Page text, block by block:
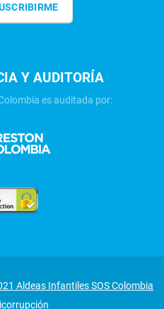
Y AUDITORÍA
es auditada por:
Aldeas Infantiles SOS Colombia